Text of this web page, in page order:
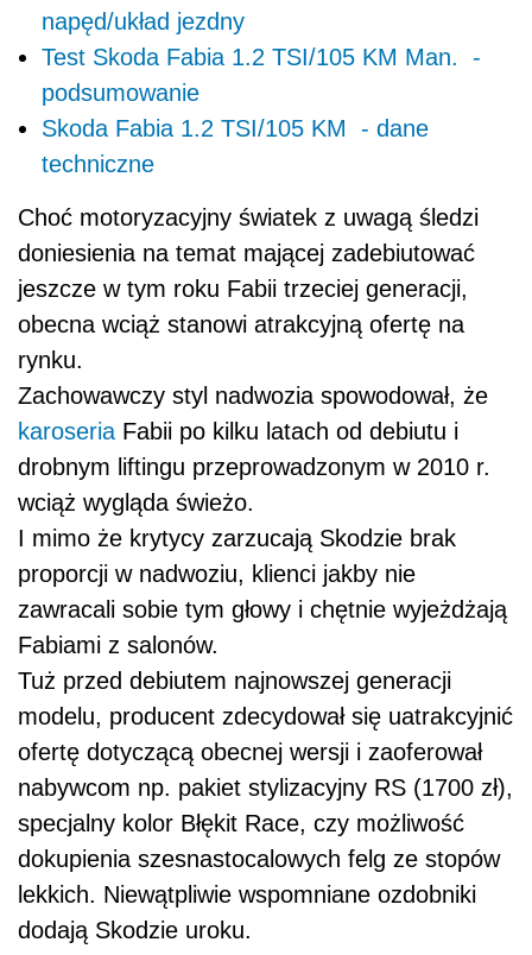
napęd/układ jezdny
Test Skoda Fabia 1.2 TSI/105 KM Man. -
podsumowanie
Skoda Fabia 1.2 TSI/105 KM - dane
techniczne
Choć motoryzacyjny światek z uwagą śledzi
doniesienia na temat mającej zadebiutować
jeszcze w tym roku Fabii trzeciej generacji,
obecna wciąż stanowi atrakcyjną ofertę na
rynku.
Zachowawczy styl nadwozia spowodował, że
karoseria Fabii po kilku latach od debiutu i
drobnym liftingu przeprowadzonym w 2010 r.
wciąż wygląda świeżo.
I mimo że krytycy zarzucają Skodzie brak
proporcji w nadwoziu, klienci jakby nie
zawracali sobie tym głowy i chętnie wyjeżdżają
Fabiami z salonów.
Tuż przed debiutem najnowszej generacji
modelu, producent zdecydował się uatrakcyjnić
ofertę dotyczącą obecnej wersji i zaoferował
nabywcom np. pakiet stylizacyjny RS (1700 zł),
specjalny kolor Błękit Race, czy możliwość
dokupienia szesnastocalowych felg ze stopów
lekkich. Niewątpliwie wspomniane ozdobniki
dodają Skodzie uroku.